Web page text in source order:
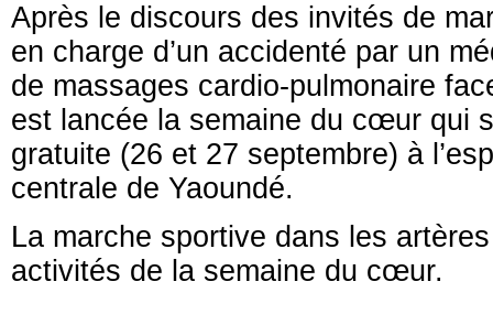
Après le discours des invités de
en charge d’un accidenté par un
de massages cardio-pulmonaire
est lancée la semaine du cœur qui
gratuite (26 et 27 septembre) à
centrale de Yaoundé.
La marche sportive dans les
activités de la semaine du cœur.